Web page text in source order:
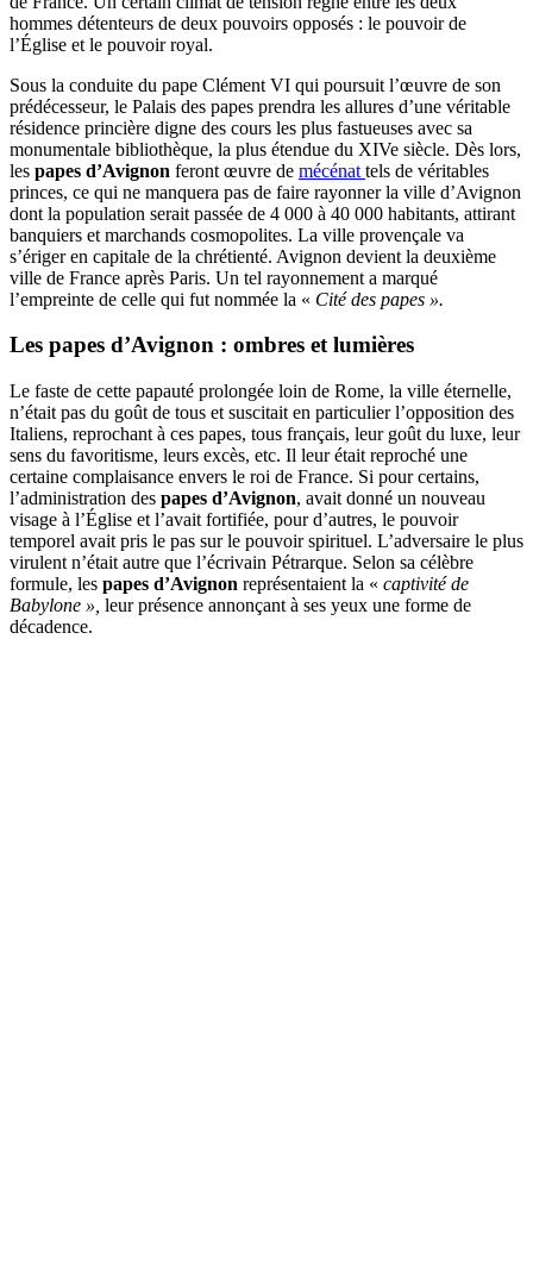
hommes détenteurs de deux pouvoirs opposés : le pouvoir de
l’Église et le pouvoir royal.
Sous la conduite du pape Clément VI qui poursuit l’œuvre de son
prédécesseur, le Palais des papes prendra les allures d’une véritable
résidence princière digne des cours les plus fastueuses avec sa
monumentale bibliothèque, la plus étendue du XIVe siècle. Dès lors,
les papes d’Avignon feront œuvre de mécénat tels de véritables
princes, ce qui ne manquera pas de faire rayonner la ville d’Avignon
dont la population serait passée de 4 000 à 40 000 habitants, attirant
banquiers et marchands cosmopolites. La ville provençale va
s’ériger en capitale de la chrétienté. Avignon devient la deuxième
ville de France après Paris. Un tel rayonnement a marqué
l’empreinte de celle qui fut nommée la « Cité des papes ».
Les papes d’Avignon : ombres et lumières
Le faste de cette papauté prolongée loin de Rome, la ville éternelle,
n’était pas du goût de tous et suscitait en particulier l’opposition des
Italiens, reprochant à ces papes, tous français, leur goût du luxe, leur
sens du favoritisme, leurs excès, etc. Il leur était reproché une
certaine complaisance envers le roi de France. Si pour certains,
l’administration des papes d’Avignon, avait donné un nouveau
visage à l’Église et l’avait fortifiée, pour d’autres, le pouvoir
temporel avait pris le pas sur le pouvoir spirituel. L’adversaire le plus
virulent n’était autre que l’écrivain Pétrarque. Selon sa célèbre
formule, les papes d’Avignon représentaient la « captivité de
Babylone », leur présence annonçant à ses yeux une forme de
décadence.